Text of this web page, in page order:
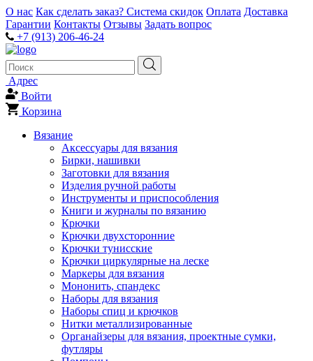
О нас Как сделать заказ? Система скидок Оплата Доставка
Гарантии Контакты Отзывы Задать вопрос
+7 (913) 206-46-24
Адрес
Войти
Корзина
Вязание
Аксессуары для вязания
Бирки, нашивки
Заготовки для вязания
Изделия ручной работы
Инструменты и приспособления
Книги и журналы по вязанию
Крючки
Крючки двухсторонние
Крючки тунисские
Крючки циркулярные на леске
Маркеры для вязания
Мононить, спандекс
Наборы для вязания
Наборы спиц и крючков
Нитки металлизированные
Органайзеры для вязания, проектные сумки,
футляры